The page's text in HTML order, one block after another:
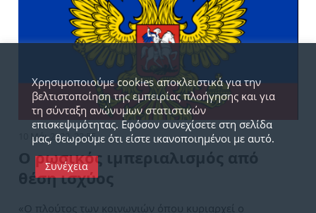
10 Μάι 2022, 22:55
Ο ρωσικός ιμπεριαλισμός από
θέση ισχύος
«Ο πλούτος των κοινωνιών όπου κυριαρχεί ο
Χρησιμοποιούμε cookies αποκλειστικά για την
βελτιστοποίηση της εμπειρίας πλοήγησης και για
τη σύνταξη ανώνυμων στατιστικών
επισκεψιμότητας. Εφόσον συνεχίσετε στη σελίδα
μας, θεωρούμε ότι είστε ικανοποιημένοι με αυτό.
Συνέχεια